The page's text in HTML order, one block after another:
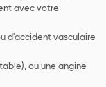
avec votre
d'accident vasculaire
ou une angine